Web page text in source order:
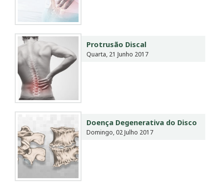
Protrusão Discal
Quarta, 21 Junho 2017
Doença Degenerativa do Disco
Domingo, 02 Julho 2017